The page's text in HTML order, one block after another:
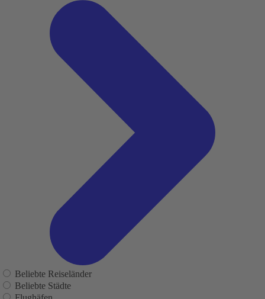
Beliebte Reiseländer
Beliebte Städte